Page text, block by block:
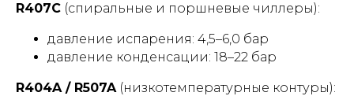
R407C (спиральные и поршневые чиллеры):
давление испарения: 4,5–6,0 бар
давление конденсации: 18–22 бар
R404A / R507A(низкотемпературные контуры):